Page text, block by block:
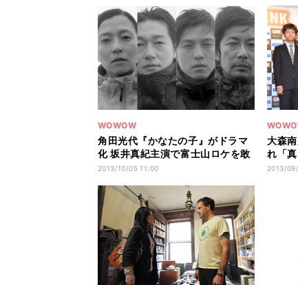
WOWOW
角田光代『かなたの子』がドラマ
化 坂井真紀主演で富士山ロケを敢
行
2013/10/05 11:00
大森
れ「
い」
2013/